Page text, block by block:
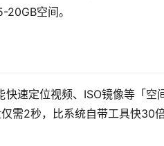
空间。
速定位视频、ISO镜像等「空
需2秒，比系统自带工具快30倍